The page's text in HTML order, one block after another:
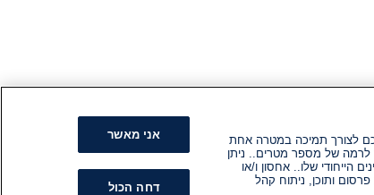
לצורך תמיכה במטרה אחת
לרמה של מספר מטרים.. ניתן
הייחודי שלו.. אחסון ו/או
ותוכן, ניתוח קהל
אני מאשר
דחה הכול